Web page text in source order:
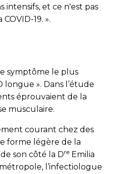
intensifs, et ce n'est pas
19. ».
symptôme le plus
longue ». Dans l’étude
éprouvaient de la
musculaire.
courant chez des
forme légère de la
son côté la Dre Emilia
l’infectiologue